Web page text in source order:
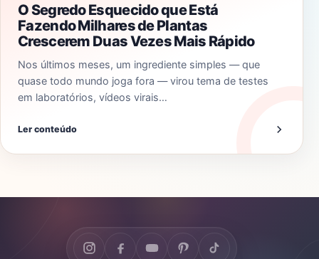
O Segredo Esquecido que Está
Fazendo Milhares de Plantas
Crescerem Duas Vezes Mais Rápido
Nos últimos meses, um ingrediente simples — que
quase todo mundo joga fora — virou tema de testes
em laboratórios, vídeos virais…
Ler conteúdo